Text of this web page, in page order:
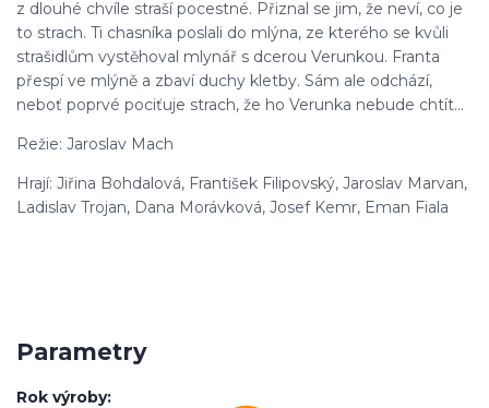
z dlouhé chvíle straší pocestné. Přiznal se jim, že neví, co je
to strach. Ti chasníka poslali do mlýna, ze kterého se kvůli
strašidlům vystěhoval mlynář s dcerou Verunkou. Franta
přespí ve mlýně a zbaví duchy kletby. Sám ale odchází,
neboť poprvé pociťuje strach, že ho Verunka nebude chtít...
Režie: Jaroslav Mach
Hrají: Jiřina Bohdalová, František Filipovský, Jaroslav Marvan,
Ladislav Trojan, Dana Morávková, Josef Kemr, Eman Fiala
Parametry
Rok výroby